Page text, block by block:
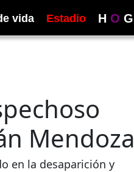
vida Estadio H O G
Mendoza
en la desaparición y